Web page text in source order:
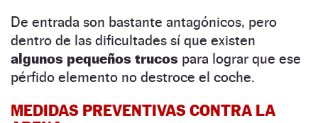
De entrada son bastante antagónicos, pero
dentro de las dificultades sí que existen
algunos pequeños trucos para lograr que ese
pérfido elemento no destroce el coche.
MEDIDAS PREVENTIVAS CONTRA LA